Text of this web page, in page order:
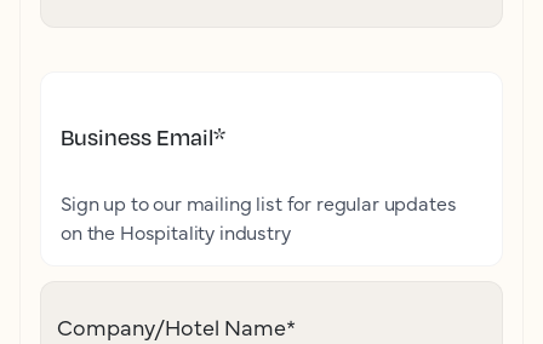
Business Email*
Sign up to our mailing list for regular updates
on the Hospitality industry
Company/Hotel Name*